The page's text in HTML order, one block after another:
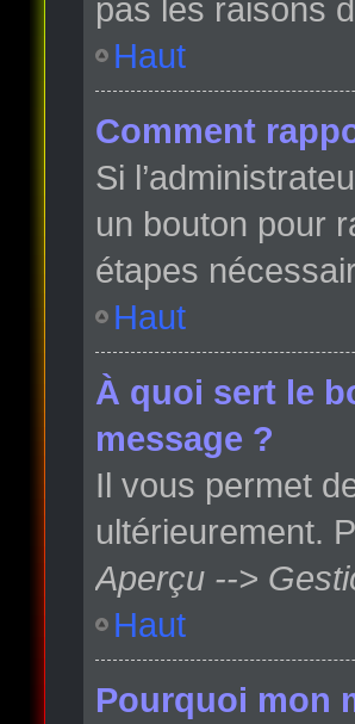
pas les raisons
Haut
Comment
Si
un bouton pour
étapes
Haut
À quoi sert le
message ?
Il vous permet
ultérieurement.
Aperçu -->
Haut
Pourquoi mon